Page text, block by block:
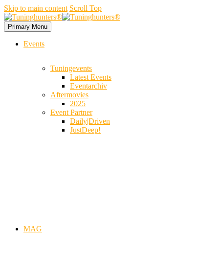
Skip to main content Scroll Top
Primary Menu
Events
Tuningevents
Latest Events
Eventarchiv
Aftermovies
2025
Event Partner
Daily|Driven
JustDeep!
MAG